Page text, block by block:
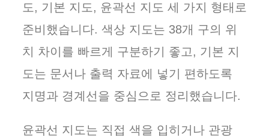
도, 기본 지도, 윤곽선 지도 세 가지 형태로
준비했습니다. 색상 지도는 38개 구의 위
치 차이를 빠르게 구분하기 좋고, 기본 지
도는 문서나 출력 자료에 넣기 편하도록
지명과 경계선을 중심으로 정리했습니다.
윤곽선 지도는 직접 색을 입히거나 관광